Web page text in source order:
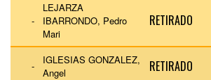
-
LEJARZA
IBARRONDO, Pedro
Mari
RETIRADO
-
IGLESIAS GONZALEZ,
Angel
RETIRADO